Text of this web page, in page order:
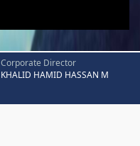
Corporate Director
KHALID HAMID HASSAN M